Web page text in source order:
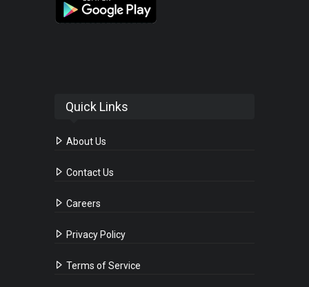
Quick Links
About Us
Contact Us
Careers
Privacy Policy
Terms of Service